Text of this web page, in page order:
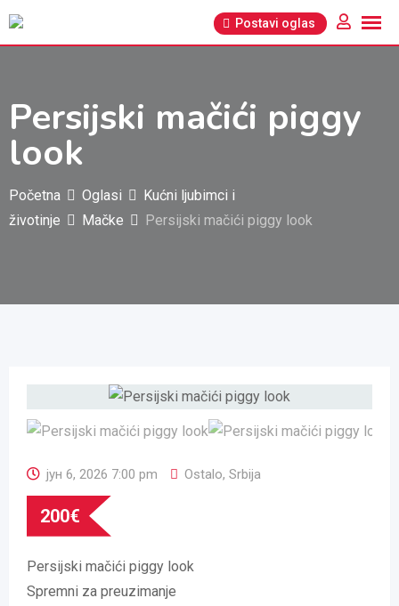
Pređi
Postavi oglas
Persijski mačići piggy
look
Početna Oglasi
Kućni ljubimci i
životinje
Mačke Persijski mačići piggy look
јун 6, 2026 7:00 pm Ostalo, Srbija
200€
Persijski mačići piggy look
Spremni za preuzimanje